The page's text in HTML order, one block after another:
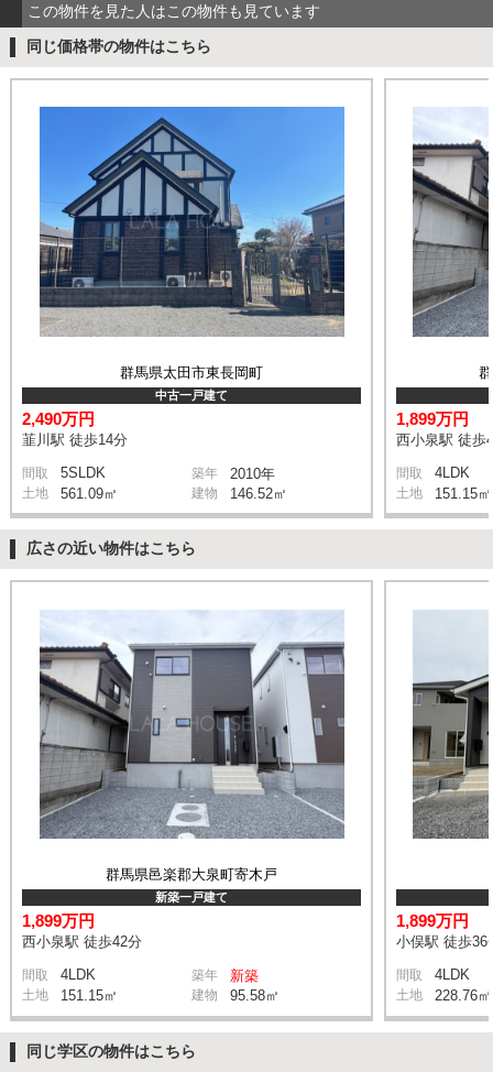
この物件を見た人はこの物件も見ています
同じ価格帯の物件はこちら
群馬県太田市東長岡町
中古一戸建て
2,490万円
韮川駅 徒歩14分
間取 5SLDK 築年 2010年
土地 561.09㎡ 建物 146.52㎡
1,899万円
西小泉駅 徒歩
間取 4LDK
土地 151.15㎡
広さの近い物件はこちら
群馬県邑楽郡大泉町寄木戸
新築一戸建て
1,899万円
西小泉駅 徒歩42分
間取 4LDK 築年 新築
土地 151.15㎡ 建物 95.58㎡
1,899万円
小俣駅 徒歩36
間取 4LDK
土地 228.76㎡
同じ学区の物件はこちら